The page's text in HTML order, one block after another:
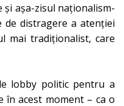
așa-zisul naționalism-
de distragere a atenției
mai tradiționalist, care
lobby politic pentru a
în acest moment – ca o